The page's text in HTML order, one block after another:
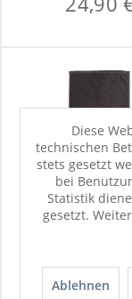
Saunatuch
Diese
technischen
stets gesetzt
bei
Statistik
gesetzt.
Ablehnen